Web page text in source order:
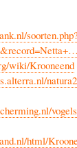
wiki/Krooneend
html/